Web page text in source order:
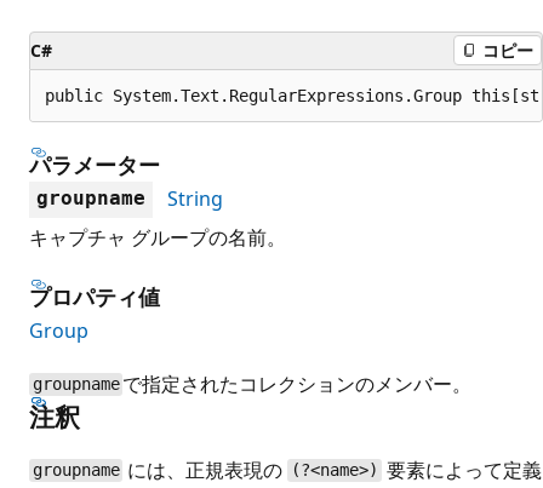
C# コピー
public System.Text.RegularExpressions.Group
パラメーター
groupname
String
キャプチャ グループの名前。
プロパティ値
Group
groupname で指定されたコレクションのメンバー。
注釈
groupname には、正規表現の (?<name>) 要素によって定義